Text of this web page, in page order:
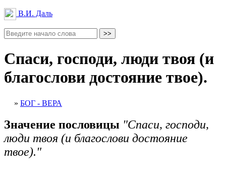
В.И. Даль
Спаси, господи, люди твоя (и
благослови достояние твое).
» БОГ - ВЕРА
Значение пословицы "Спаси, господи,
люди твоя (и благослови достояние
твое)."